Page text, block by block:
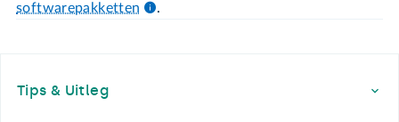
softwarepakketten
.
Tips & Uitleg